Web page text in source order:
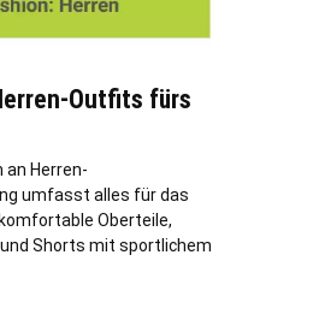
Outfits fürs
an Herren-
umfasst alles für das
Oberteile,
Shorts mit sportlichem